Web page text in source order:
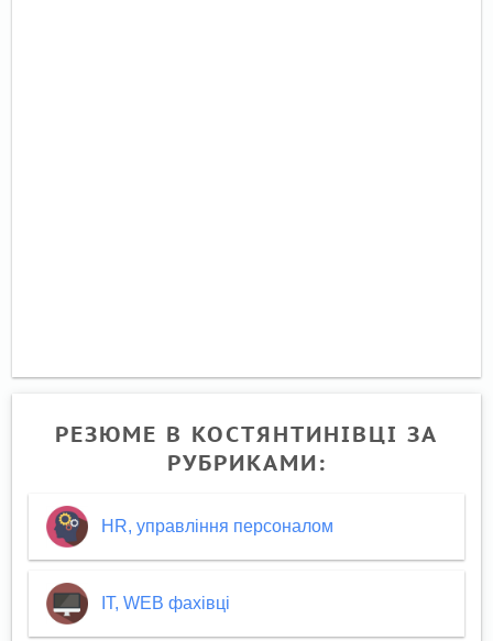
РЕЗЮМЕ В КОСТЯНТИНІВЦІ ЗА
РУБРИКАМИ:
HR, управління персоналом
IT, WEB фахівці